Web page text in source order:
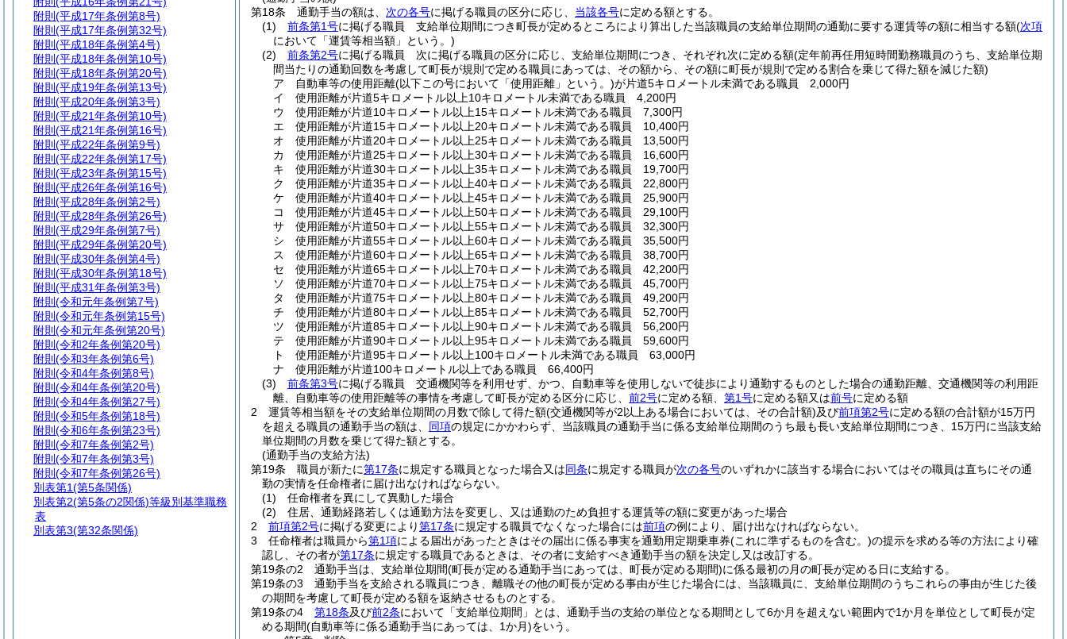
第18条
通勤手当の額は、 次の各号に掲げる職員の区分に応じ、 当該各号に定める額とする。
(1)
前条第1号に掲げる職員 支給単位期間につき町長が定めるところにより算出した当該職員の支給単位期間の通勤に要する運賃等の額に相当する額(次項
において「運賃等相当額」という。)
(2)
前条第2号に掲げる職員 次に掲げる職員の区分に応じ、支給単位期間につき、それぞれ次に定める額(定年前再任用短時間勤務職員のうち、支給単位期
間当たりの通勤回数を考慮して町長が規則で定める職員にあっては、その額から、その額に町長が規則で定める割合を乗じて得た額を減じた額)
ア
自動車等の使用距離(以下この号において「使用距離」という。)が片道5キロメートル未満である職員 2,000円
イ
使用距離が片道5キロメートル以上10キロメートル未満である職員 4,200円
ウ
使用距離が片道10キロメートル以上15キロメートル未満である職員 7,300円
エ
使用距離が片道15キロメートル以上20キロメートル未満である職員 10,400円
オ
使用距離が片道20キロメートル以上25キロメートル未満である職員 13,500円
カ
使用距離が片道25キロメートル以上30キロメートル未満である職員 16,600円
キ
使用距離が片道30キロメートル以上35キロメートル未満である職員 19,700円
ク
使用距離が片道35キロメートル以上40キロメートル未満である職員 22,800円
ケ
使用距離が片道40キロメートル以上45キロメートル未満である職員 25,900円
コ
使用距離が片道45キロメートル以上50キロメートル未満である職員 29,100円
サ
使用距離が片道50キロメートル以上55キロメートル未満である職員 32,300円
シ
使用距離が片道55キロメートル以上60キロメートル未満である職員 35,500円
ス
使用距離が片道60キロメートル以上65キロメートル未満である職員 38,700円
セ
使用距離が片道65キロメートル以上70キロメートル未満である職員 42,200円
ソ
使用距離が片道70キロメートル以上75キロメートル未満である職員 45,700円
タ
使用距離が片道75キロメートル以上80キロメートル未満である職員 49,200円
チ
使用距離が片道80キロメートル以上85キロメートル未満である職員 52,700円
ツ
使用距離が片道85キロメートル以上90キロメートル未満である職員 56,200円
テ
使用距離が片道90キロメートル以上95キロメートル未満である職員 59,600円
ト
使用距離が片道95キロメートル以上100キロメートル未満である職員 63,000円
ナ
使用距離が片道100キロメートル以上である職員 66,400円
(3)
前条第3号に掲げる職員 交通機関等を利用せず、かつ、自動車等を使用しないで徒歩により通勤するものとした場合の通勤距離、交通機関等の利用距
離、自動車等の使用距離等の事情を考慮して町長が定める区分に応じ、 前2号に定める額、 第1号に定める額又は前号に定める額
2
運賃等相当額をその支給単位期間の月数で除して得た額(交通機関等が2以上ある場合においては、その合計額)及び前項第2号に定める額の合計額が15万円
を超える職員の通勤手当の額は、 同項の規定にかかわらず、当該職員の通勤手当に係る支給単位期間のうち最も長い支給単位期間につき、15万円に当該支給
単位期間の月数を乗じて得た額とする。
(通勤手当の支給方法)
第19条
職員が新たに第17条に規定する職員となった場合又は同条に規定する職員が次の各号のいずれかに該当する場合においてはその職員は直ちにその通
勤の実情を任命権者に届け出なければならない。
(1)
任命権者を異にして異動した場合
(2)
住居、通勤経路若しくは通勤方法を変更し、又は通勤のため負担する運賃等の額に変更があった場合
2
前項第2号に掲げる変更により第17条に規定する職員でなくなった場合には前項の例により、届け出なければならない。
3
任命権者は職員から第1項による届出があったときはその届出に係る事実を通勤用定期乗車券(これに準ずるものを含む。)の提示を求める等の方法により確
認し、その者が第17条に規定する職員であるときは、その者に支給すべき通勤手当の額を決定し又は改訂する。
第19条の2
通勤手当は、支給単位期間(町長が定める通勤手当にあっては、町長が定める期間)に係る最初の月の町長が定める日に支給する。
第19条の3
通勤手当を支給される職員につき、離職その他の町長が定める事由が生じた場合には、当該職員に、支給単位期間のうちこれらの事由が生じた後
の期間を考慮して町長が定める額を返納させるものとする。
第19条の4
第18条及び前2条において「支給単位期間」とは、通勤手当の支給の単位となる期間として6か月を超えない範囲内で1か月を単位として町長が定
める期間(自動車等に係る通勤手当にあっては、1か月)をいう。
附則 (平成17年条例第8号)
附則 (平成17年条例第32号)
附則 (平成18年条例第4号)
附則 (平成18年条例第10号)
附則 (平成18年条例第20号)
附則 (平成19年条例第13号)
附則 (平成20年条例第3号)
附則 (平成21年条例第10号)
附則 (平成21年条例第16号)
附則 (平成22年条例第9号)
附則 (平成22年条例第17号)
附則 (平成23年条例第15号)
附則 (平成26年条例第16号)
附則 (平成28年条例第2号)
附則 (平成28年条例第26号)
附則 (平成29年条例第7号)
附則 (平成29年条例第20号)
附則 (平成30年条例第4号)
附則 (平成30年条例第18号)
附則 (平成31年条例第3号)
附則 (令和元年条例第7号)
附則 (令和元年条例第15号)
附則 (令和元年条例第20号)
附則 (令和2年条例第20号)
附則 (令和3年条例第6号)
附則 (令和4年条例第8号)
附則 (令和4年条例第20号)
附則 (令和4年条例第27号)
附則 (令和5年条例第18号)
附則 (令和6年条例第23号)
附則 (令和7年条例第2号)
附則 (令和7年条例第3号)
附則 (令和7年条例第26号)
別表第1(第5条関係)
別表第2(第5条の2関係)等級別基準職務
表
別表第3(第32条関係)